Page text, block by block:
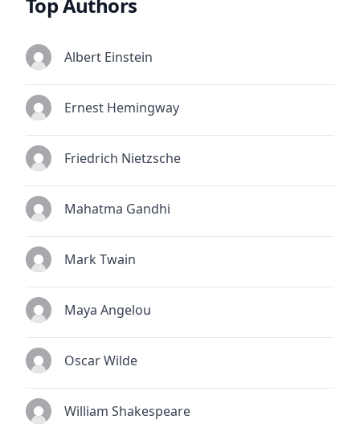
Albert Einstein
Ernest Hemingway
Friedrich Nietzsche
Mahatma Gandhi
Mark Twain
Maya Angelou
Oscar Wilde
William Shakespeare